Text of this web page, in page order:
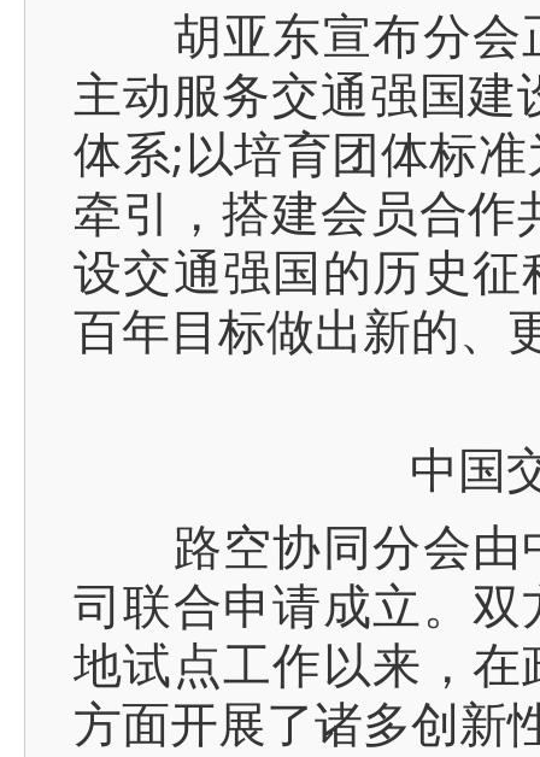
胡亚东宣布分会
主动服务交通强国
体系;以培育团体标
牵引，搭建会员合
设交通强国的历史
百年目标做出新的、
中国交
路空协同分会由
司联合申请成立。双
地试点工作以来，
方面开展了诸多创新